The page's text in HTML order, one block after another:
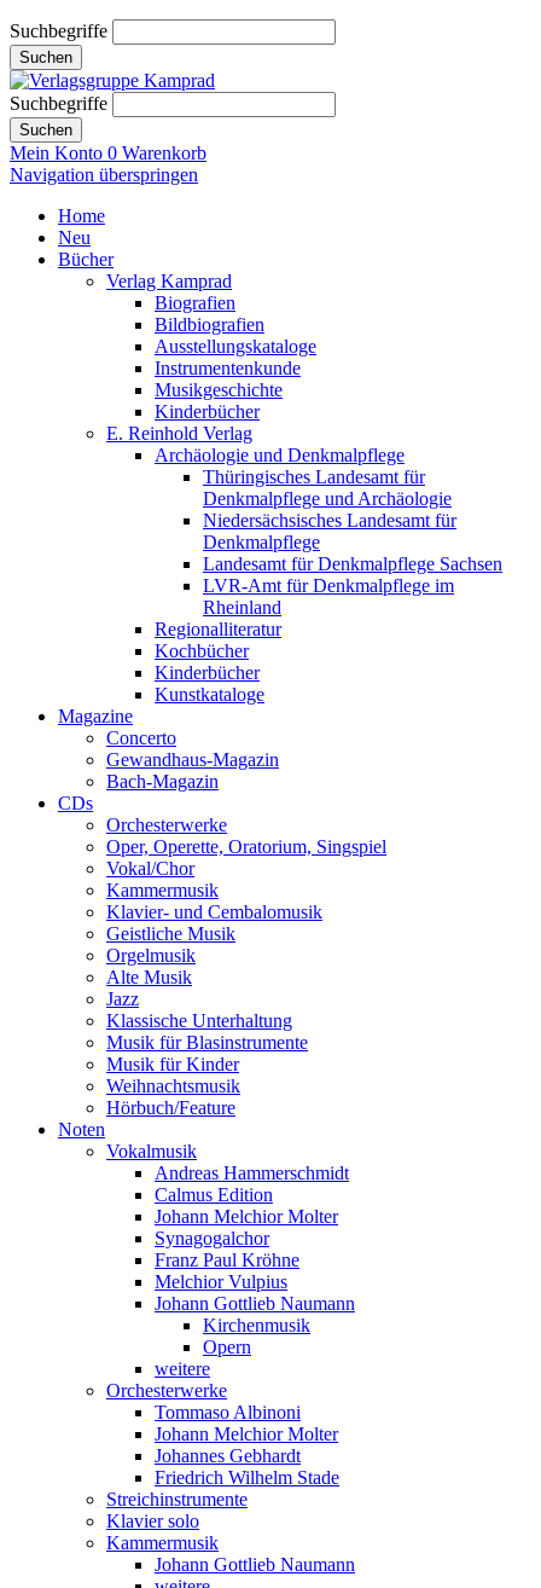
Suchbegriffe
Suchen
Suchbegriffe
Suchen
Mein Konto 0 Warenkorb
Navigation überspringen
Home
Neu
Bücher
Verlag Kamprad
Biografien
Bildbiografien
Ausstellungskataloge
Instrumentenkunde
Musikgeschichte
Kinderbücher
E. Reinhold Verlag
Archäologie und Denkmalpflege
Thüringisches Landesamt für
Denkmalpflege und Archäologie
Niedersächsisches Landesamt für
Denkmalpflege
Landesamt für Denkmalpflege Sachsen
LVR-Amt für Denkmalpflege im
Rheinland
Regionalliteratur
Kochbücher
Kinderbücher
Kunstkataloge
Magazine
Concerto
Gewandhaus-Magazin
Bach-Magazin
CDs
Orchesterwerke
Oper, Operette, Oratorium, Singspiel
Vokal/Chor
Kammermusik
Klavier- und Cembalomusik
Geistliche Musik
Orgelmusik
Alte Musik
Jazz
Klassische Unterhaltung
Musik für Blasinstrumente
Musik für Kinder
Weihnachtsmusik
Hörbuch/Feature
Noten
Vokalmusik
Andreas Hammerschmidt
Calmus Edition
Johann Melchior Molter
Synagogalchor
Franz Paul Kröhne
Melchior Vulpius
Johann Gottlieb Naumann
Kirchenmusik
Opern
weitere
Orchesterwerke
Tommaso Albinoni
Johann Melchior Molter
Johannes Gebhardt
Friedrich Wilhelm Stade
Streichinstrumente
Klavier solo
Kammermusik
Johann Gottlieb Naumann